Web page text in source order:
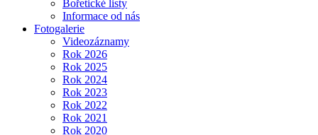
Bořetické listy
Informace od nás
Fotogalerie
Videozáznamy
Rok 2026
Rok 2025
Rok 2024
Rok 2023
Rok 2022
Rok 2021
Rok 2020